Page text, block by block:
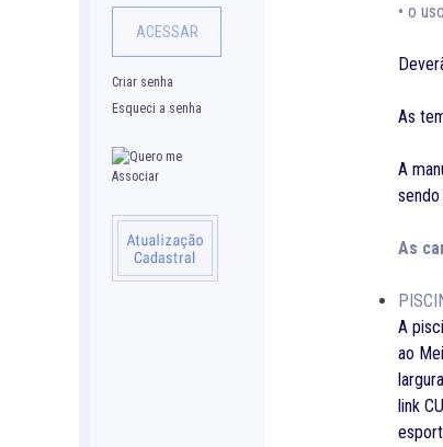
• o
As
A
As
A
ao
link
Criar senha
Esqueci a senha